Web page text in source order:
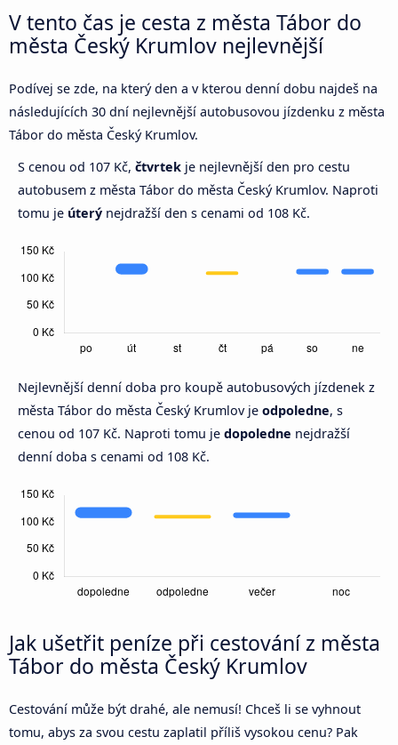
V tento čas je cesta z města Tábor do
města Český Krumlov nejlevnější
Podívej se zde, na který den a v kterou denní dobu najdeš na
následujících 30 dní nejlevnější autobusovou jízdenku z města
Tábor do města Český Krumlov.
S cenou od 107 Kč, čtvrtek je nejlevnější den pro cestu
autobusem z města Tábor do města Český Krumlov. Naproti
tomu je úterý nejdražší den s cenami od 108 Kč.
Nejlevnější denní doba pro koupě autobusových jízdenek z
města Tábor do města Český Krumlov je odpoledne, s
cenou od 107 Kč. Naproti tomu je dopoledne nejdražší
denní doba s cenami od 108 Kč.
Jak ušetřit peníze při cestování z města
Tábor do města Český Krumlov
Cestování může být drahé, ale nemusí! Chceš li se vyhnout
tomu, abys za svou cestu zaplatil příliš vysokou cenu? Pak